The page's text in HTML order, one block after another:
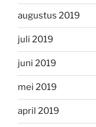
augustus 2019
juli 2019
juni 2019
mei 2019
april 2019